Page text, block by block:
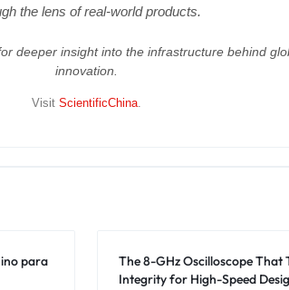
the lens of real-world products.
deeper insight into the infrastructure behind
innovation.
Visit ScientificChina.
para
The 8-GHz Oscilloscope That
Integrity for High-Speed